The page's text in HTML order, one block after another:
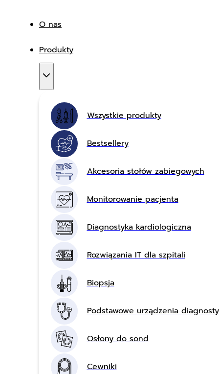
O nas
Produkty
Wszystkie produkty
Bestsellery
Akcesoria stołów zabiegowych
Monitorowanie pacjenta
Diagnostyka kardiologiczna
Rozwiązania IT dla szpitali
Biopsja
Podstawowe urządzenia
Osłony do sond
Cewniki